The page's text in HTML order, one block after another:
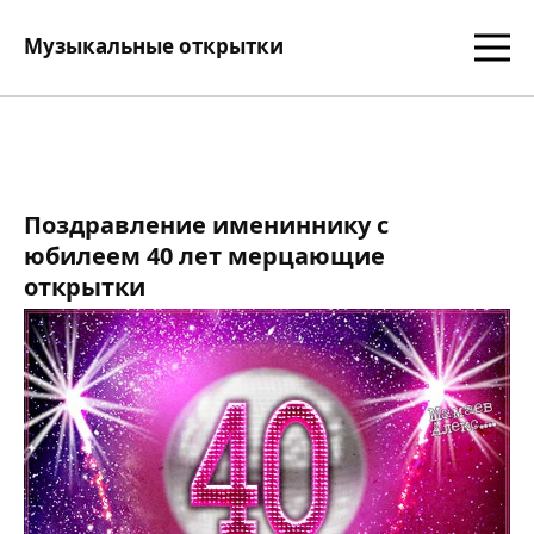
Музыкальные открытки
Поздравление имениннику с
юбилеем 40 лет мерцающие
открытки